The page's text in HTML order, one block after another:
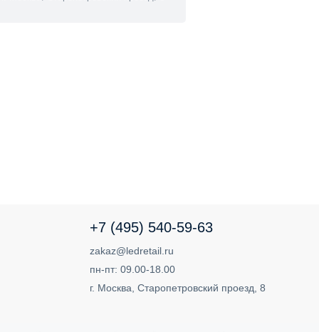
+7 (495) 540-59-63
zakaz@ledretail.ru
пн-пт: 09.00-18.00
г. Москва, Старопетровский проезд, 8